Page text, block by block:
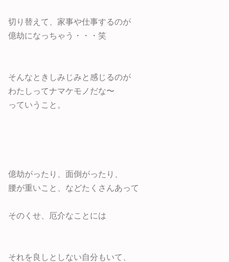
切り替えて、家事や仕事するのが
億劫になっちゃう・・・笑
そんなときしみじみと感じるのが
わたしってナマケモノだな〜
っていうこと。
億劫がったり、面倒がったり、
腰が重いこと、などたくさんあって
そのくせ、厄介なことには
それを良しとしない自分もいて、